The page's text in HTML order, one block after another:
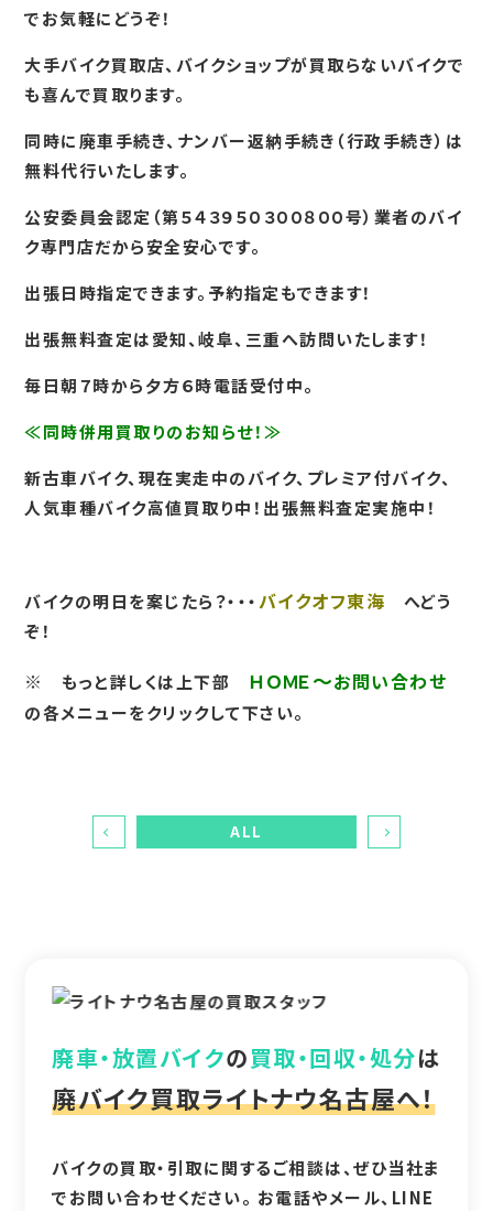
でお気軽にどうぞ！
大手バイク買取店、バイクショップが買取らないバイクで
も喜んで買取ります。
同時に廃車手続き、ナンバー返納手続き（行政手続き）は
無料代行いたします。
公安委員会認定（第５４３９５０３００８００号）業者のバイ
ク専門店だから安全安心です。
出張日時指定できます。予約指定もできます！
出張無料査定は愛知、岐阜、三重へ訪問いたします！
毎日朝７時から夕方６時電話受付中。
≪同時併用買取りのお知らせ！≫
新古車バイク、現在実走中のバイク、プレミア付バイク、
人気車種バイク高値買取り中！出張無料査定実施中！
バイクの明日を案じたら？・・・バイクオフ東海
へどう
ぞ！
※ もっと詳しくは上下部 ＨＯＭＥ～お問い合わせ
の各メニューをクリックして下さい。
ALL
廃車・放置バイクの買取・回収・処分は
廃バイク買取ライトナウ名古屋へ！
バイクの買取・引取に関するご相談は、ぜひ当社ま
でお問い合わせください。 お電話やメール、LINE